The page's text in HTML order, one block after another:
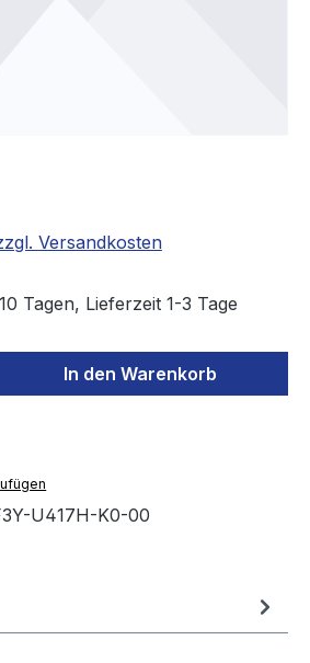
Versandkosten
Tagen, Lieferzeit 1-3 Tage
Gib den
In den Warenkorb
U417H-K0-00